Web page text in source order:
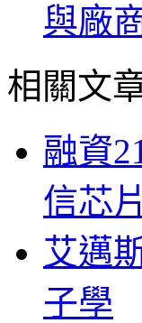
與廠
相關文
融資
信芯片
艾邁
子學